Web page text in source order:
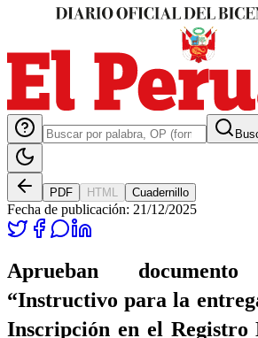
PDF HTML Cuadernillo
Fecha de publicación: 21/12/2025
Aprueban documento
“Instructivo para la
Inscripción en el Registro